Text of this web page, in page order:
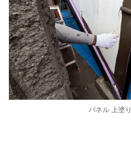
パネル 上塗り